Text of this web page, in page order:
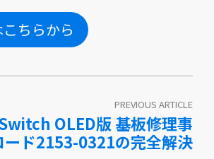
ちらから
PREVIOUS ARTICLE
OLED版 基板修理事
ード2153-0321の完全解決